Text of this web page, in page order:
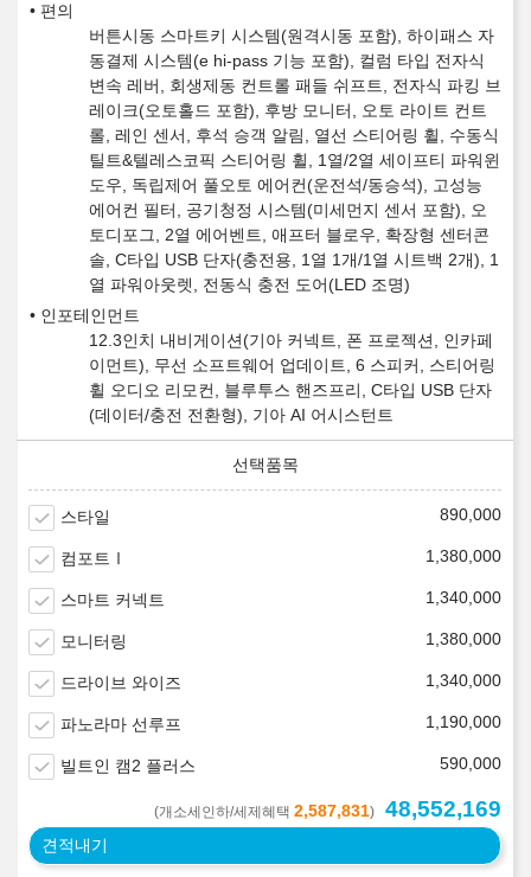
편의
버튼시동 스마트키 시스템(원격시동 포함), 하이패스 자
동결제 시스템(e hi-pass 기능 포함), 컬럼 타입 전자식
변속 레버, 회생제동 컨트롤 패들 쉬프트, 전자식 파킹 브
레이크(오토홀드 포함), 후방 모니터, 오토 라이트 컨트
롤, 레인 센서, 후석 승객 알림, 열선 스티어링 휠, 수동식
틸트&텔레스코픽 스티어링 휠, 1열/2열 세이프티 파워윈
도우, 독립제어 풀오토 에어컨(운전석/동승석), 고성능
에어컨 필터, 공기청정 시스템(미세먼지 센서 포함), 오
토디포그, 2열 에어벤트, 애프터 블로우, 확장형 센터콘
솔, C타입 USB 단자(충전용, 1열 1개/1열 시트백 2개), 1
열 파워아웃렛, 전동식 충전 도어(LED 조명)
인포테인먼트
12.3인치 내비게이션(기아 커넥트, 폰 프로젝션, 인카페
이먼트), 무선 소프트웨어 업데이트, 6 스피커, 스티어링
휠 오디오 리모컨, 블루투스 핸즈프리, C타입 USB 단자
(데이터/충전 전환형), 기아 AI 어시스턴트
스타일 890,000
컴포트Ⅰ 1,380,000
스마트 커넥트 1,340,000
모니터링 1,380,000
드라이브 와이즈 1,340,000
파노라마 선루프 1,190,000
빌트인 캠2 플러스 590,000
(개소세인하/세제혜택 2,587,831) 48,552,169
견적내기